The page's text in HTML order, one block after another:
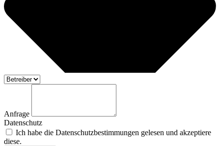
Anfrage
Datenschutz
Ich habe die Datenschutzbestimmungen gelesen und akzeptiere
diese.